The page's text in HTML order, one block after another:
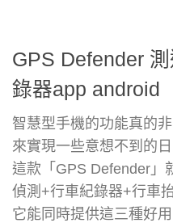
GPS Defender
錄器app android
智慧型手機的功能真的
來實現一些意想不到的
這款「GPS Defender」
偵測+行車紀錄器+行車
它能同時提供這三種好